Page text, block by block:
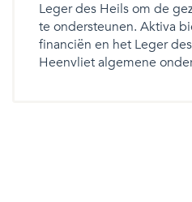
Leger des Heils om de
te ondersteunen. Aktiva
financiën en het Leger
Heenvliet algemene